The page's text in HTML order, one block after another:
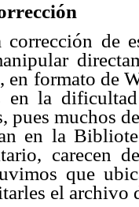
corrección de
en formato de
en la
pues muchos
en la
carecen
que
el archivo